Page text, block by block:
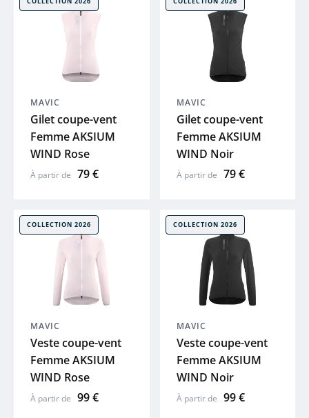
LAPIERRE
MAVIC
MAVIC
Gilet coupe-vent
Femme AKSIUM
WIND Rose
À partir de 79 €
MAVIC
Gilet coupe-vent
Femme AKSIUM
WIND Noir
À partir de 79 €
COLLECTION 2026
MAVIC
Veste coupe-vent
Femme AKSIUM
WIND Rose
À partir de 99 €
COLLECTION 2026
MAVIC
Veste coupe-vent
Femme AKSIUM
WIND Noir
À partir de 99 €